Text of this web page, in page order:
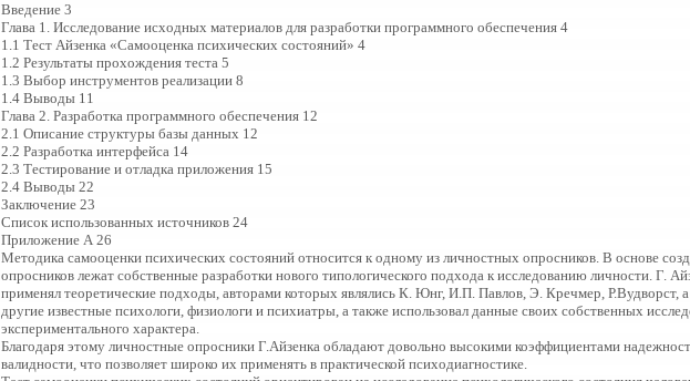
Введение 3
Глава 1. Исследование исходных материалов для разработки программного обеспечения 4
1.1 Тест Айзенка «Самооценка психических состояний» 4
1.2 Результаты прохождения теста 5
1.3 Выбор инструментов реализации 8
1.4 Выводы 11
Глава 2. Разработка программного обеспечения 12
2.1 Описание структуры базы данных 12
2.2 Разработка интерфейса 14
2.3 Тестирование и отладка приложения 15
2.4 Выводы 22
Заключение 23
Список использованных источников 24
Приложение А 26
Методика самооценки психических состояний относится к одному из личностных опросников. В основе
опросников лежат собственные разработки нового типологического подхода к исследованию личности. Г.
применял теоретические подходы, авторами которых являлись К. Юнг, И.П. Павлов, Э. Кречмер, Р.Вудворст,
другие известные психологи, физиологи и психиатры, а также использовал данные своих собственных
экспериментального характера.
Благодаря этому личностные опросники Г.Айзенка обладают довольно высокими коэффициентами
валидности, что позволяет широко их применять в практической психодиагностике.